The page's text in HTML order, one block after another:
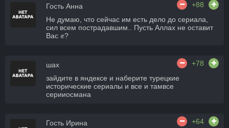
Гость Анна
+88
Не думаю, что сейчас им есть дело до сериала,
сил всем пострадавшим.. Пусть Аллах не оставит
Вас ✊?
шах
+78
зайдите в яндексе и наберите турецкие
исторические сериалы и все и тамвсе
серииосмана
Гость Ирина
+64